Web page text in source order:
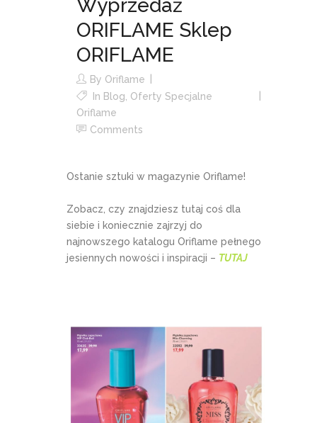
Wyprzedaż
ORIFLAME Sklep
ORIFLAME
By Oriflame
In Blog Oferty Specjalne
Oriflame
Comments
Ostanie sztuki w magazynie Oriflame!
Zobacz, czy znajdziesz tutaj coś dla
siebie i koniecznie zajrzyj do
najnowszego katalogu Oriflame pełnego
jesiennych nowości i inspiracji – TUTAJ